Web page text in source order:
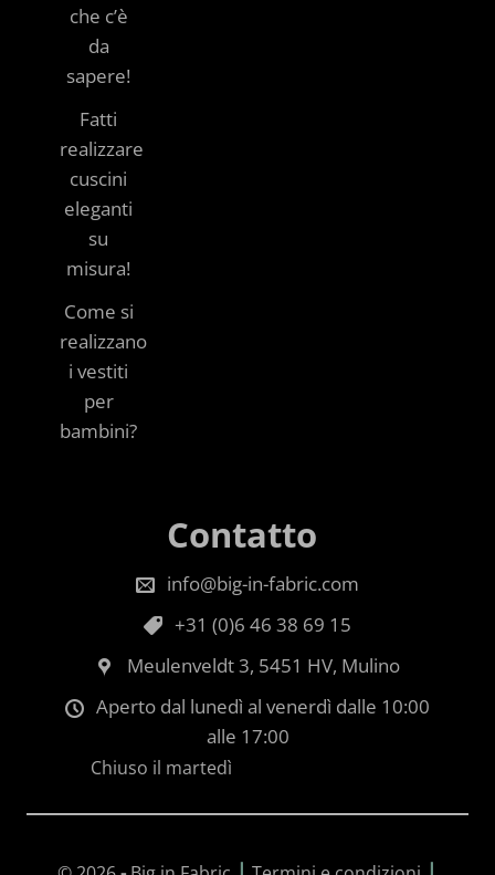
che c’è
da
sapere!
Fatti
realizzare
cuscini
eleganti
su
misura!
Come si
realizzano
i vestiti
per
bambini?
Contatto
info@big-in-fabric.com
+31 (0)6 46 38 69 15
Meulenveldt 3, 5451 HV, Mulino
Aperto dal lunedì al venerdì dalle 10:00
alle 17:00
Chiuso il martedì